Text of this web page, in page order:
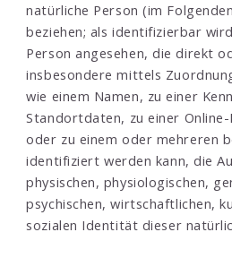
natürliche Person (im
beziehen; als identifizierbar
Person angesehen, die direkt
insbesondere mittels
wie einem Namen, zu einer
Standortdaten, zu einer Online-
oder zu einem oder mehreren
identifiziert werden kann, die
physischen, physiologischen,
psychischen, wirtschaftlichen,
sozialen Identität dieser